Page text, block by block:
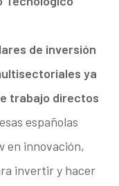
de inversión
ya
trabajo directos
españolas
en innovación,
invertir y hacer